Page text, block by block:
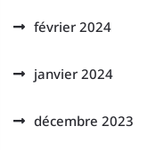
février 2024
janvier 2024
décembre 2023